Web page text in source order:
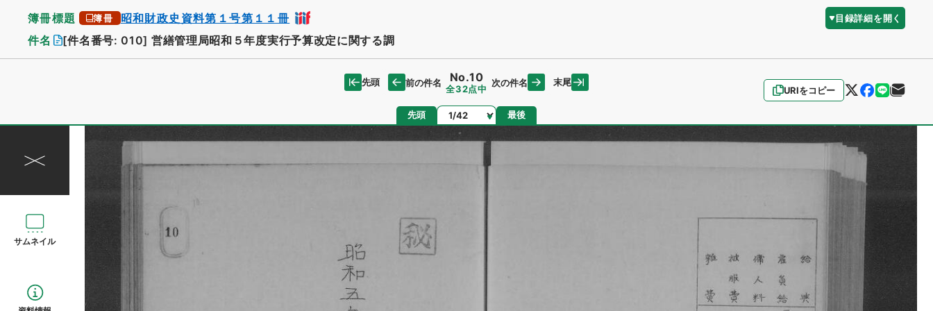
簿冊標題 簿冊 昭和財政史資料第１号第１１冊 目録詳細を開く
件名 [件名番号: 010] 営繕管理局昭和５年度実行予算改定に関する調
URIをコピー
先頭 前の件名 No.10
全32点中
次の件名 末尾
先頭 ページ 最後
サムネイル